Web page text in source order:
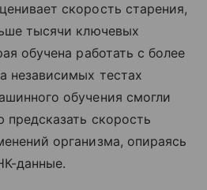
скорость старения,
тысячи ключевых
обучена работать с более
независимых тестах
обучения смогли
скорость
организма, опираясь
данные.